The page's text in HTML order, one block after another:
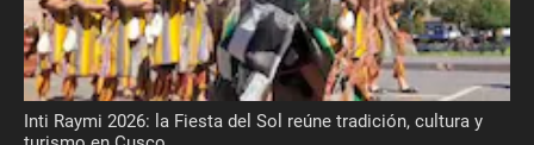
Inti Raymi 2026: la Fiesta del Sol reúne tradición, cultura y